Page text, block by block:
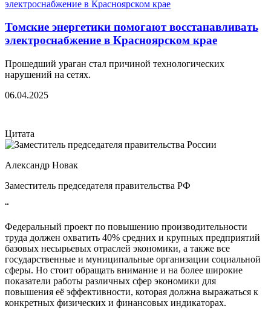
Томские энергетики помогают восстанавливать
электроснабжение в Красноярском крае
Прошедший ураган стал причиной технологических
нарушений на сетях.
06.04.2025
Цитата
Александр Новак
Заместитель председателя правительства РФ
“
Федеральный проект по повышению производительности
труда должен охватить 40% средних и крупных предприятий
базовых несырьевых отраслей экономики, а также все
государственные и муниципальные организации социальной
сферы. Но стоит обращать внимание и на более широкие
показатели работы различных сфер экономики для
повышения её эффективности, которая должна выражаться к
конкретных физических и финансовых индикаторах.